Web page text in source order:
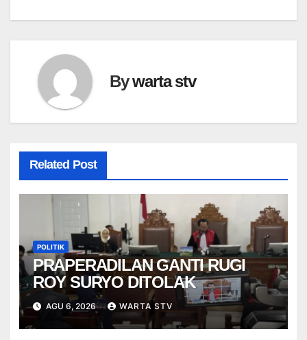
Bywarta stv
Related Post
POLITIK
PRAPERADILAN GANTI RUGI
ROY SURYO DITOLAK
AGU 6, 2026 WARTA STV